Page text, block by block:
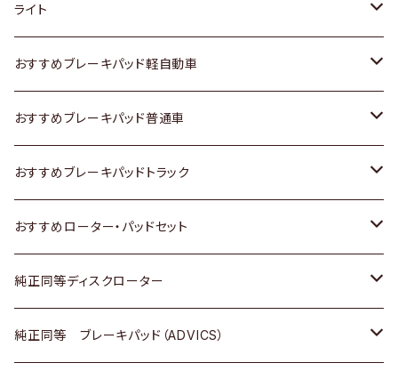
ホンダ
スズキ
日産
いすゞ
ダイハツ
マツダ
三菱
トヨタ
ホンダ
スズキ
日産
いすゞ
ダイハツ
マツダ
ライト
トヨタ
スズキ
日産
いすゞ
ダイハツ
三菱
おすすめブレーキパッド軽自動車
トヨタ
ホンダ
スズキ
日産
ダイハツ
おすすめブレーキパッド普通車
トヨタ
ホンダ
スズキ
日産
おすすめブレーキパッドトラック
トヨタ
日産
いすゞ
おすすめローター・パッドセット
トヨタ
ホンダ
純正同等ディスクローター
トヨタ
純正同等 ブレーキパッド（ADVICS）